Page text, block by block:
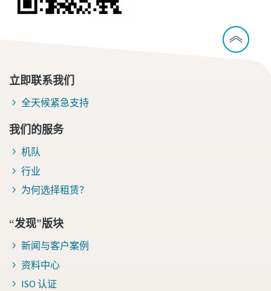
立即联系我们
全天候紧急支持
我们的服务
机队
行业
为何选择租赁？
“发现”版块
新闻与客户案例
资料中心
ISO 认证